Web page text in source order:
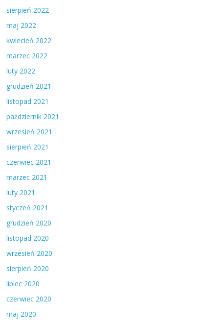
sierpień 2022
maj 2022
kwiecień 2022
marzec 2022
luty 2022
grudzień 2021
listopad 2021
październik 2021
wrzesień 2021
sierpień 2021
czerwiec 2021
marzec 2021
luty 2021
styczeń 2021
grudzień 2020
listopad 2020
wrzesień 2020
sierpień 2020
lipiec 2020
czerwiec 2020
maj 2020